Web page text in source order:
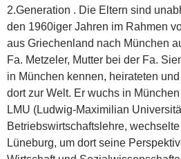
2.Generation . Die Eltern sind
den 1960iger Jahren im Rahmen
aus Griechenland nach München
Fa. Metzeler, Mutter bei der Fa.
in München kennen, heirateten
dort zur Welt. Er wuchs in
LMU (Ludwig-Maximilian
Betriebswirtschaftslehre,
Lüneburg, um dort seine